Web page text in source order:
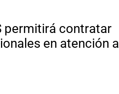
permitirá contratar
en atención a